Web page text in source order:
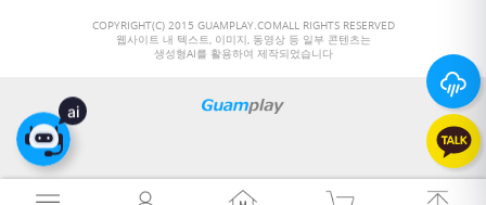
COPYRIGHT(C) 2015 GUAMPLAY.COMALL RIGHTS RESERVED
웹사이트 내 텍스트, 이미지, 동영상 등 일부 콘텐츠는
생성형AI를 활용하여 제작되었습니다
26°
ai